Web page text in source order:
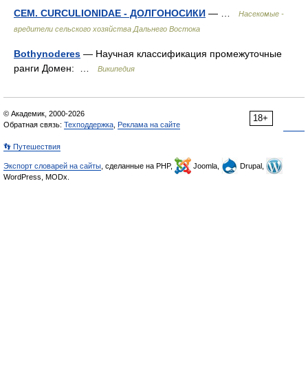
СЕМ. CURCULIONIDAE - ДОЛГОНОСИКИ — …
Насекомые -
вредители сельского хозяйства Дальнего Востока
Bothynoderes — Научная классификация промежуточные
ранги Домен: …
Википедия
18+
© Академик, 2000-2026
Обратная связь: Техподдержка Реклама на сайте
👣 Путешествия
Экспорт словарей на сайты , сделанные на PHP, Joomla,
Drupal,
WordPress, MODx.